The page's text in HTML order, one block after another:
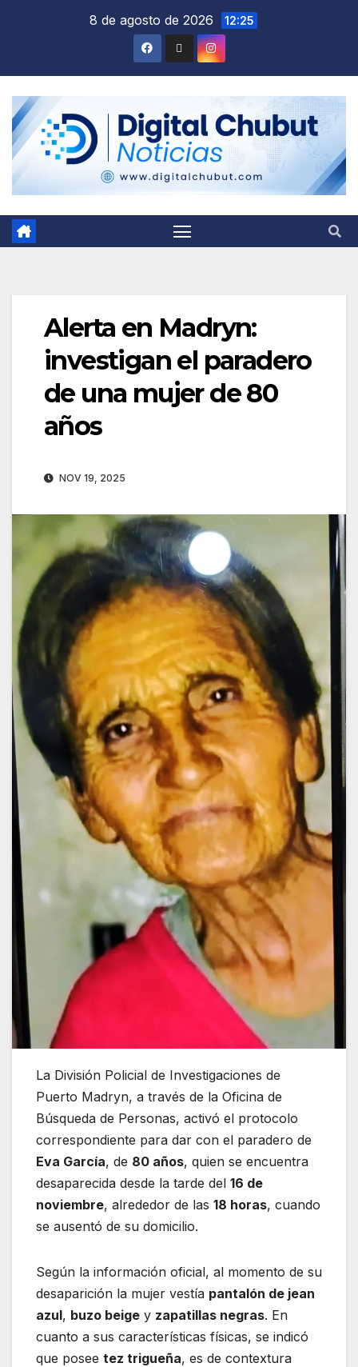
8 de agosto de 2026 12:25
Alerta en Madryn:
investigan el paradero
de una mujer de 80
años
NOV 19, 2025
La División Policial de Investigaciones de
Puerto Madryn, a través de la Oficina de
Búsqueda de Personas, activó el protocolo
correspondiente para dar con el paradero de
Eva García, de 80 años, quien se encuentra
desaparecida desde la tarde del 16 de
noviembre, alrededor de las 18 horas, cuando
se ausentó de su domicilio.
Según la información oficial, al momento de su
desaparición la mujer vestía pantalón de jean
azul, buzo beige y zapatillas negras. En
cuanto a sus características físicas, se indicó
que posee tez trigueña, es de contextura